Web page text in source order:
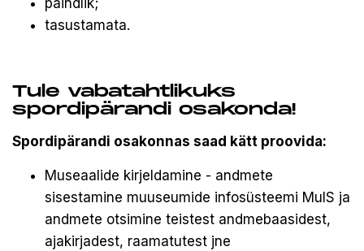
paindlik;
tasustamata.
Tule vabatahtlikuks
spordipärandi osakonda!
Spordipärandi osakonnas saad kätt proovida:
Museaalide kirjeldamine - andmete
sisestamine muuseumide infosüsteemi MuIS ja
andmete otsimine teistest andmebaasidest,
ajakirjadest, raamatutest jne